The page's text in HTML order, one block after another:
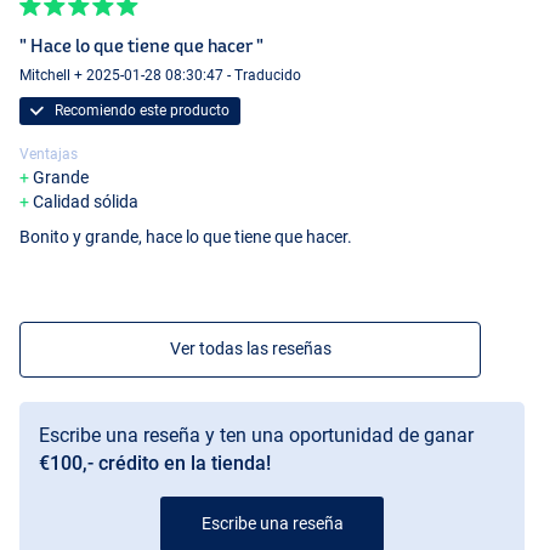
" Hace lo que tiene que hacer "
Mitchell + 2025-01-28 08:30:47 - Traducido
Recomiendo este producto
Ventajas
Grande
Calidad sólida
Bonito y grande, hace lo que tiene que hacer.
Ver todas las reseñas
Escribe una reseña y ten una oportunidad de ganar
€100,- crédito en la tienda!
Escribe una reseña